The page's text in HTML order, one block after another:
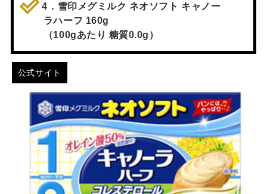
4．雪印メグミルク ネオソフト キャノー
ラハーフ 160g
（100gあたり 糖質0.0g）
公式サイト